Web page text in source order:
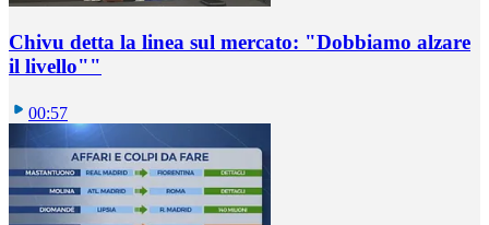
Chivu detta la linea sul mercato: "Dobbiamo alzare
il livello""
00:57